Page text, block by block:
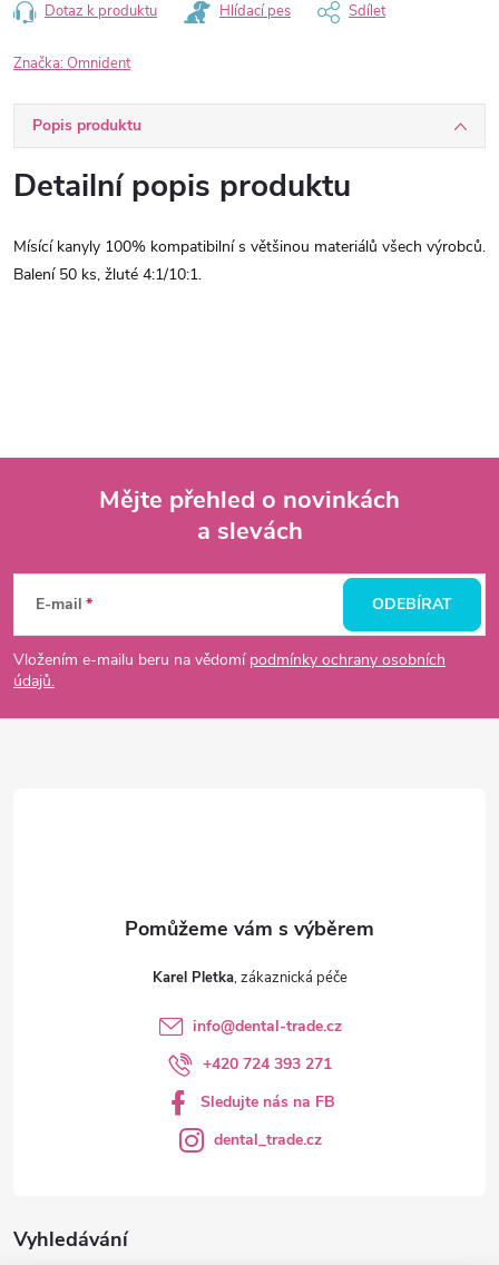
Dotaz k produktu Hlídací pes Sdílet
Značka: Omnident
Popis produktu
Detailní popis produktu
Mísící kanyly 100% kompatibilní s většinou materiálů všech výrobců.
Balení 50 ks, žluté 4:1/10:1.
p
a
Mějte přehled o novinkách
a slevách
E-mail
Vložením e-mailu beru na vědomí podmínky ochrany osobních
údajů.
ODEBÍRAT
Vyhledávání
Karel Pletka
info@dental-trade.cz
+420 724 393 271
Sledujte nás na FB
dental_trade.cz